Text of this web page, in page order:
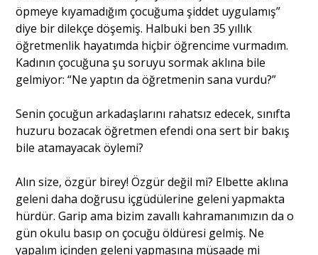
öpmeye kıyamadığım çocuğuma şiddet uygulamış”
diye bir dilekçe döşemiş. Halbuki ben 35 yıllık
öğretmenlik hayatımda hiçbir öğrencime vurmadım.
Kadının çocuğuna şu soruyu sormak aklına bile
gelmiyor: “Ne yaptın da öğretmenin sana vurdu?”
Senin çocuğun arkadaşlarını rahatsız edecek, sınıfta
huzuru bozacak öğretmen efendi ona sert bir bakış
bile atamayacak öylemi?
Alın size, özgür birey! Özgür değil mi? Elbette aklına
geleni daha doğrusu içgüdülerine geleni yapmakta
hürdür. Garip ama bizim zavallı kahramanımızın da o
gün okulu basıp on çocuğu öldüresi gelmiş. Ne
yapalım içinden geleni yapmasına müsaade mi